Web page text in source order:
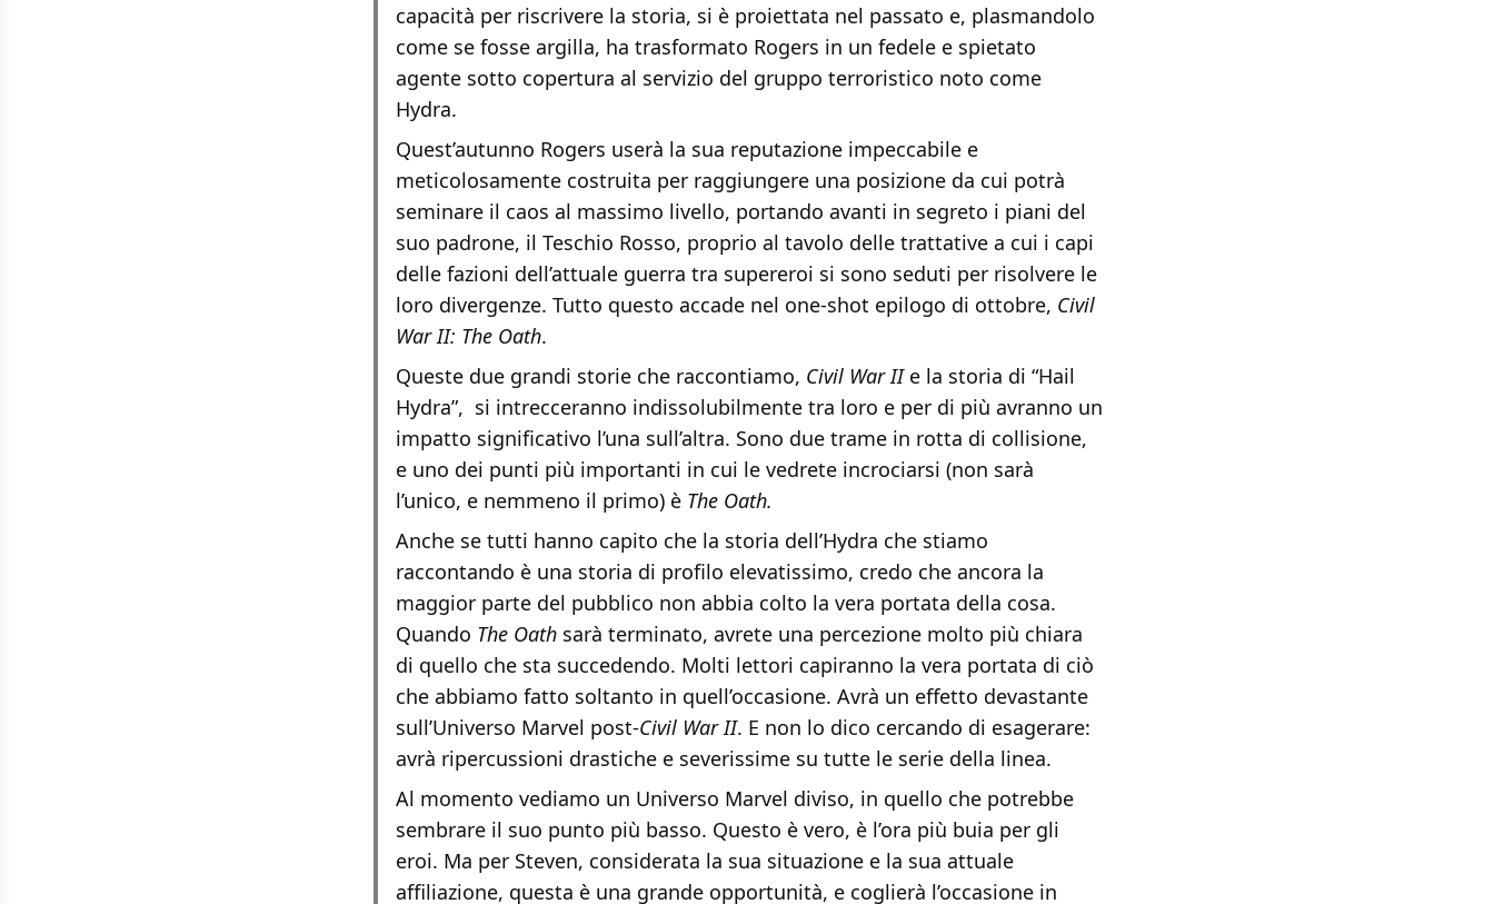
capacità per riscrivere la storia, si è proiettata nel passato e, plasmandolo
come se fosse argilla, ha trasformato Rogers in un fedele e spietato
agente sotto copertura al servizio del gruppo terroristico noto come
Hydra.
Quest’autunno Rogers userà la sua reputazione impeccabile e
meticolosamente costruita per raggiungere una posizione da cui potrà
seminare il caos al massimo livello, portando avanti in segreto i piani del
suo padrone, il Teschio Rosso, proprio al tavolo delle trattative a cui i capi
delle fazioni dell’attuale guerra tra supereroi si sono seduti per risolvere le
loro divergenze. Tutto questo accade nel one-shot epilogo di ottobre, Civil
War II: The Oath.
Queste due grandi storie che raccontiamo, Civil War IIe la storia di “Hail
Hydra”, si intrecceranno indissolubilmente tra loro e per di più avranno un
impatto significativo l’una sull’altra. Sono due trame in rotta di collisione,
e uno dei punti più importanti in cui le vedrete incrociarsi (non sarà
l’unico, e nemmeno il primo) è The Oath.
Anche se tutti hanno capito che la storia dell’Hydra che stiamo
raccontando è una storia di profilo elevatissimo, credo che ancora la
maggior parte del pubblico non abbia colto la vera portata della cosa.
Quando The Oath sarà terminato, avrete una percezione molto più chiara
di quello che sta succedendo. Molti lettori capiranno la vera portata di ciò
che abbiamo fatto soltanto in quell’occasione. Avrà un effetto devastante
sull’Universo Marvel post-Civil War II. E non lo dico cercando di esagerare:
avrà ripercussioni drastiche e severissime su tutte le serie della linea.
Al momento vediamo un Universo Marvel diviso, in quello che potrebbe
sembrare il suo punto più basso. Questo è vero, è l’ora più buia per gli
eroi. Ma per Steven, considerata la sua situazione e la sua attuale
affiliazione, questa è una grande opportunità, e coglierà l’occasione in